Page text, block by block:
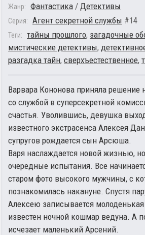
Жанр: Фантастика / Детективы
Серия: Агент секретной службы #14
Теги: тайны прошлого, загадочные
мистические детективы,
разгадка тайн, сверхъестественное,
Варвара Кононова приняла решение
со службой в суперсекретной
счастья. Уволившись, девушка
известного экстрасенса Алексея
супругов рождается сын Арсюша.
Варя наслаждается новой жизнью,
очередные испытания. Все
старом фото высокого мужчины, с
познакомилась накануне. Спустя
Алексею записывается
известен ночной кошмар ведуна. А
исчезает маленький Арсений.